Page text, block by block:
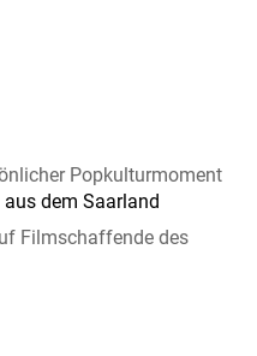
Popkulturmoment
dem Saarland
Filmschaffende des